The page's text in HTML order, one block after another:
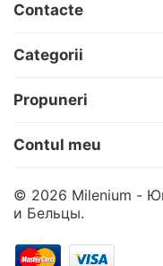
Contacte
Categorii
Propuneri
Contul meu
© 2026 Milenium -
и Бельцы.